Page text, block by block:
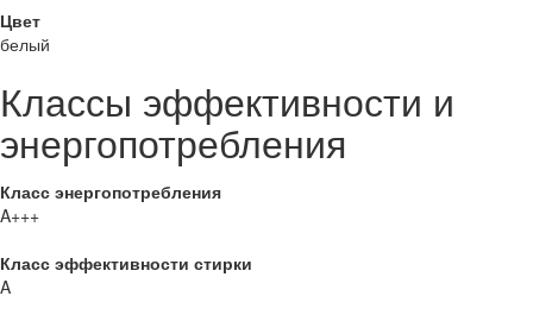
Цвет
белый
Классы эффективности и
энергопотребления
Класс энергопотребления
A+++
Класс эффективности стирки
A